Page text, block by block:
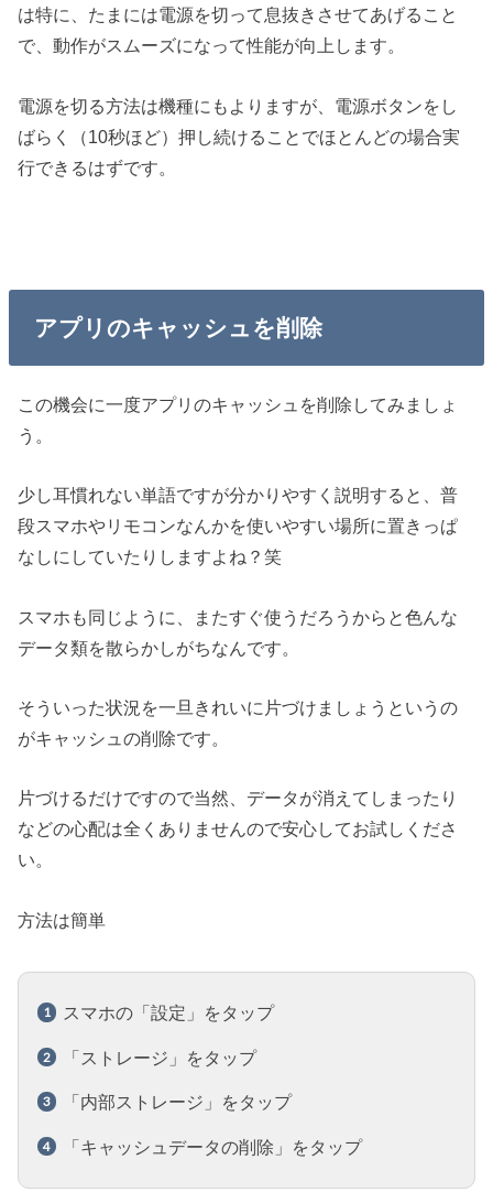
は特に、たまには電源を切って息抜きさせてあげること
で、動作がスムーズになって性能が向上します。
電源を切る方法は機種にもよりますが、電源ボタンをし
ばらく（10秒ほど）押し続けることでほとんどの場合実
行できるはずです。
アプリのキャッシュを削除
この機会に一度アプリのキャッシュを削除してみましょ
う。
少し耳慣れない単語ですが分かりやすく説明すると、普
段スマホやリモコンなんかを使いやすい場所に置きっぱ
なしにしていたりしますよね？笑
スマホも同じように、またすぐ使うだろうからと色んな
データ類を散らかしがちなんです。
そういった状況を一旦きれいに片づけましょうというの
がキャッシュの削除です。
片づけるだけですので当然、データが消えてしまったり
などの心配は全くありませんので安心してお試しくださ
い。
方法は簡単
スマホの「設定」をタップ
「ストレージ」をタップ
「内部ストレージ」をタップ
「キャッシュデータの削除」をタップ